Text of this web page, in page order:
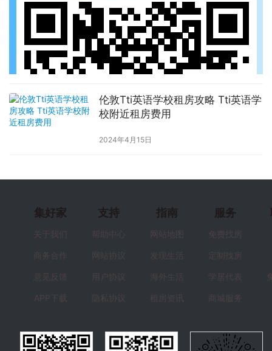
伦敦Tti英语学校租房攻略 Tti英语学
校附近租房费用
2024年4月15日
集好家
关于我们
商务合作
意见反馈
APP下载
支持
帮助中心
网站协议
用户协议
隐私协议
指南
网站地图
发现生活
海外生活
租房资讯
服务
免费找房
定制找房
学居代表
商城服务